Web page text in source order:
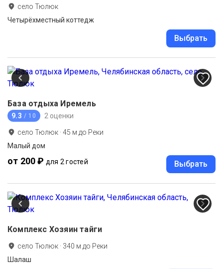
село Тюлюк
Четырёхместный коттедж
Выбрать
База отдыха Иремель
9.3 / 10 2 оценки
село Тюлюк ·45 м до Реки
Малый дом
от 200 ₽ для 2 гостей Выбрать
Комплекс Хозяин тайги
село Тюлюк · 340 м до Реки
Шалаш